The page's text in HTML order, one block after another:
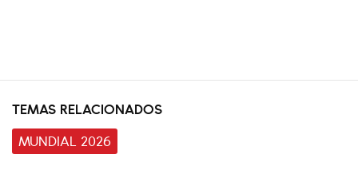
TEMAS RELACIONADOS
MUNDIAL 2026